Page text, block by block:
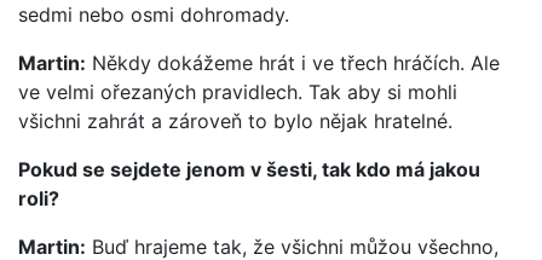
sedmi nebo osmi dohromady.
Martin: Někdy dokážeme hrát i ve třech hráčích. Ale
ve velmi ořezaných pravidlech. Tak aby si mohli
všichni zahrát a zároveň to bylo nějak hratelné.
Pokud se sejdete jenom v šesti, tak kdo má jakou
roli?
Martin: Buď hrajeme tak, že všichni můžou všechno,